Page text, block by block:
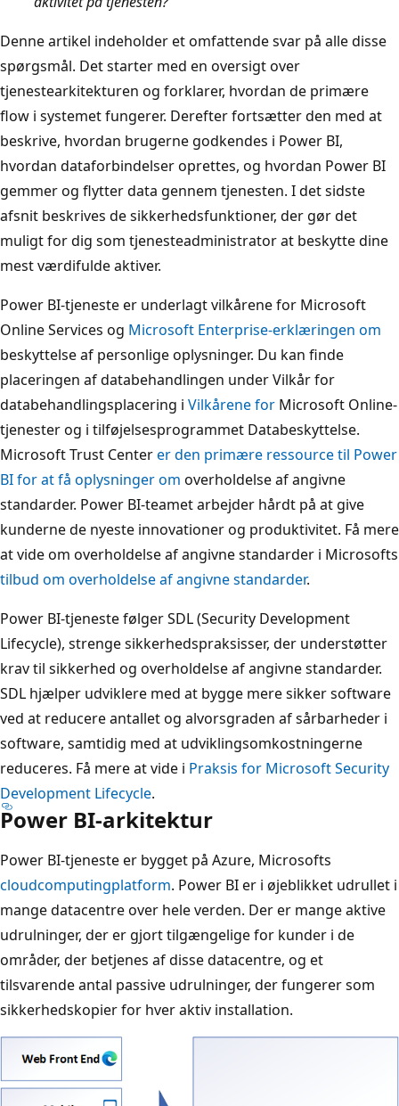
Denne artikel indeholder et omfattende svar på alle disse
spørgsmål. Det starter med en oversigt over
tjenestearkitekturen og forklarer, hvordan de primære
flow i systemet fungerer. Derefter fortsætter den med at
beskrive, hvordan brugerne godkendes i Power BI,
hvordan dataforbindelser oprettes, og hvordan Power BI
gemmer og flytter data gennem tjenesten. I det sidste
afsnit beskrives de sikkerhedsfunktioner, der gør det
muligt for dig som tjenesteadministrator at beskytte dine
mest værdifulde aktiver.
Power BI-tjeneste er underlagt vilkårene for Microsoft
Online Services og Microsoft Enterprise-erklæringen om
beskyttelse af personlige oplysninger. Du kan finde
placeringen af databehandlingen under Vilkår for
databehandlingsplacering i Vilkårene for Microsoft Online-
tjenester og i tilføjelsesprogrammet Databeskyttelse.
Microsoft Trust Centerer den primære ressource til Power
BI for at få oplysninger om overholdelse af angivne
standarder. Power BI-teamet arbejder hårdt på at give
kunderne de nyeste innovationer og produktivitet. Få mere
at vide om overholdelse af angivne standarder i Microsofts
tilbud om overholdelse af angivne standarder.
Power BI-tjeneste følger SDL (Security Development
Lifecycle), strenge sikkerhedspraksisser, der understøtter
krav til sikkerhed og overholdelse af angivne standarder.
SDL hjælper udviklere med at bygge mere sikker software
ved at reducere antallet og alvorsgraden af sårbarheder i
software, samtidig med at udviklingsomkostningerne
reduceres. Få mere at vide i Praksis for Microsoft Security
Development Lifecycle.
Power BI-arkitektur
Power BI-tjeneste er bygget på Azure, Microsofts
cloudcomputingplatform. Power BI er i øjeblikket udrullet i
mange datacentre over hele verden. Der er mange aktive
udrulninger, der er gjort tilgængelige for kunder i de
områder, der betjenes af disse datacentre, og et
tilsvarende antal passive udrulninger, der fungerer som
sikkerhedskopier for hver aktiv installation.